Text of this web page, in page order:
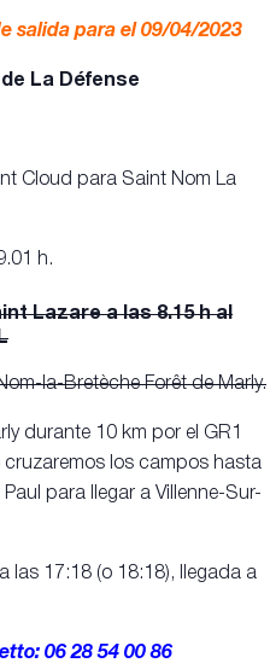
salida para el 09/04/2023
La Défense
Cloud para Saint Nom La
h.
Lazare a las 8.15 h al
la-Bretèche Forêt de Marly.
durante 10 km por el GR1
cruzaremos los campos hasta
para llegar a Villenne-Sur-
las 17:18 (o 18:18), llegada a
06 28 54 00 86